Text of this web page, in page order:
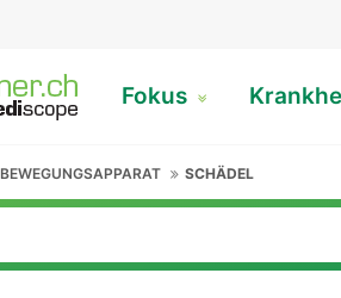
Fokus
BEWEGUNGSAPPARAT SCHÄDEL